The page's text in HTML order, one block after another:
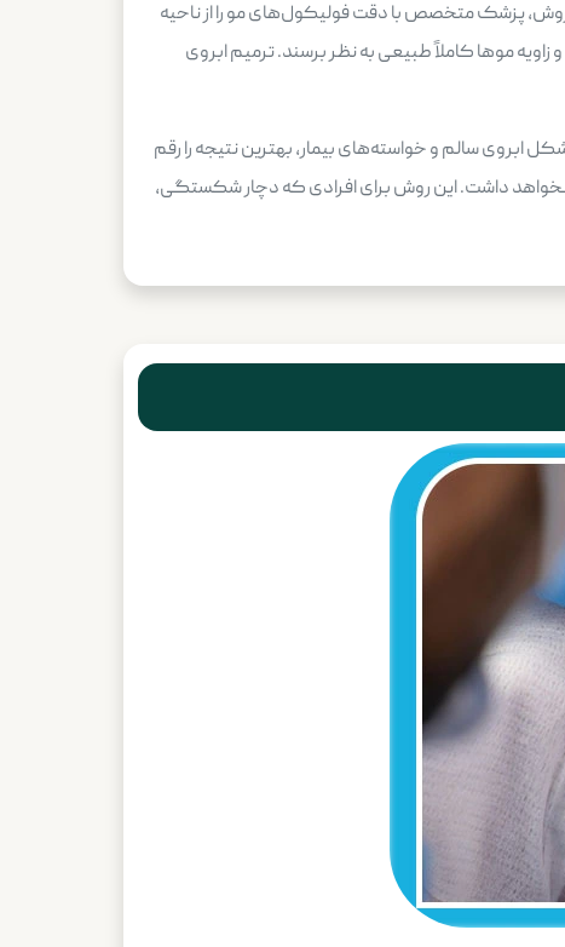
پزشک متخصص با دقت فولیکول‌های مو را از ناحیه
موها کاملاً طبیعی به نظر برسند. ترمیم ابروی
سالم و خواسته‌های بیمار، بهترین نتیجه را رقم
داشت. این روش برای افرادی که دچار شکستگی،